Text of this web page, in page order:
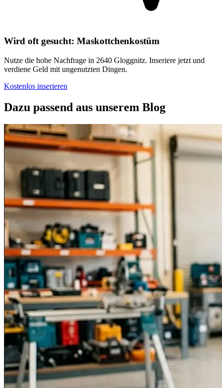
Wird oft gesucht: Maskottchenkostüm
Nutze die hohe Nachfrage in 2640 Gloggnitz. Inseriere jetzt und
verdiene Geld mit ungenutzten Dingen.
Kostenlos inserieren
Dazu passend aus unserem Blog